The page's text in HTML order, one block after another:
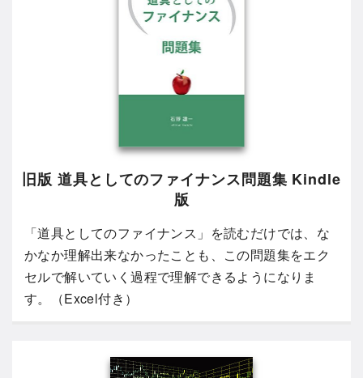
旧版 道具としてのファイナンス問題集 Kindle
版
「道具としてのファイナンス」を読むだけでは、な
かなか理解出来なかったことも、この問題集をエク
セルで解いていく過程で理解できるようになりま
す。（Excel付き）